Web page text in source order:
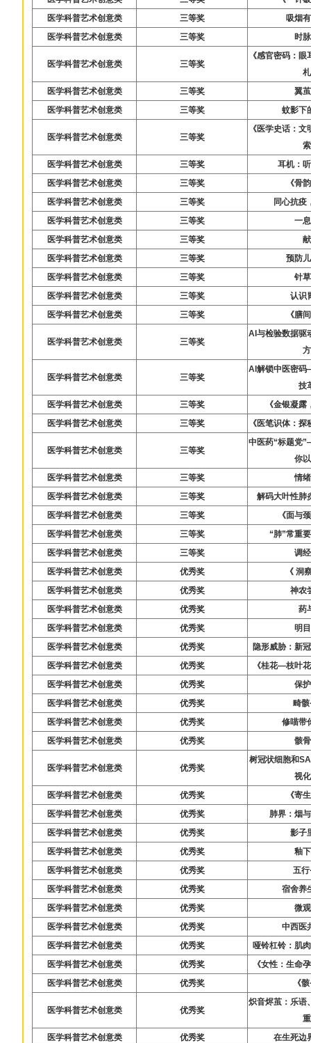
医学科普艺术创意类
三等奖
吸烟
医学科普艺术创意类
三等奖 时
医学科普艺术创意类 三等奖
《感官密码：
医学科普艺术创意类
三等奖
翼
医学科普艺术创意类
三等奖 蚊影下
医学科普艺术创意类 三等奖
《医学史话：
医学科普艺术创意类
三等奖
耳机：
医学科普艺术创意类
三等奖
《骨
医学科普艺术创意类
三等奖
同心抗疫
医学科普艺术创意类
三等奖
一
医学科普艺术创意类
三等奖
医学科普艺术创意类
三等奖
预防
医学科普艺术创意类
三等奖
针
医学科普艺术创意类
三等奖
认识
医学科普艺术创意类
三等奖 《膳
医学科普艺术创意类 三等奖
AI与检验数据驱
医学科普艺术创意类 三等奖
AI解锁中医密
技
医学科普艺术创意类
三等奖
《金银凝
医学科普艺术创意类
三等奖 《医笔识体：
医学科普艺术创意类 三等奖
中医药“标题党
你
医学科普艺术创意类
三等奖
情
医学科普艺术创意类
三等奖
解码大叶性肺
医学科普艺术创意类
三等奖
《面与
医学科普艺术创意类
三等奖
“肺”常重
医学科普艺术创意类
三等奖
调
医学科普艺术创意类
优秀奖
《 洞
医学科普艺术创意类
优秀奖
神农
医学科普艺术创意类
优秀奖
药
医学科普艺术创意类
优秀奖
明
医学科普艺术创意类
优秀奖
隐形威胁：新
医学科普艺术创意类
优秀奖
《桂花—枝叶
医学科普艺术创意类
优秀奖
保
医学科普艺术创意类
优秀奖
畸骸
医学科普艺术创意类
优秀奖
修喵带
医学科普艺术创意类
优秀奖 骸
医学科普艺术创意类 优秀奖
树冠状细胞和
视
医学科普艺术创意类
优秀奖
《寄
医学科普艺术创意类
优秀奖
肺界：烟
医学科普艺术创意类
优秀奖
影子
医学科普艺术创意类
优秀奖
釉
医学科普艺术创意类
优秀奖
五行
医学科普艺术创意类
优秀奖
宿舍养
医学科普艺术创意类
优秀奖
微
医学科普艺术创意类
优秀奖
中西医
医学科普艺术创意类
优秀奖
哑铃杠铃：肌
医学科普艺术创意类
优秀奖
《女性：生命
医学科普艺术创意类
优秀奖 《
医学科普艺术创意类 优秀奖
炽音烬茧：乐语
医学科普艺术创意类
优秀奖
在生死边